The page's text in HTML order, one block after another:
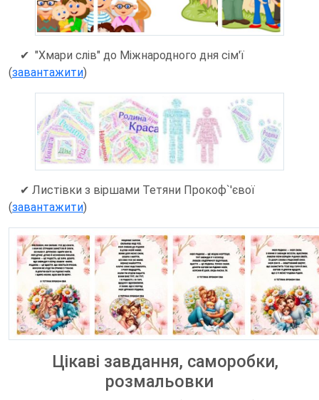
✔ "Хмари слів" до Міжнародного дня сім'ї
(завантажити)
✔ Листівки з віршами Тетяни Прокоф`'євої
(завантажити)
Цікаві завдання, саморобки,
розмальовки